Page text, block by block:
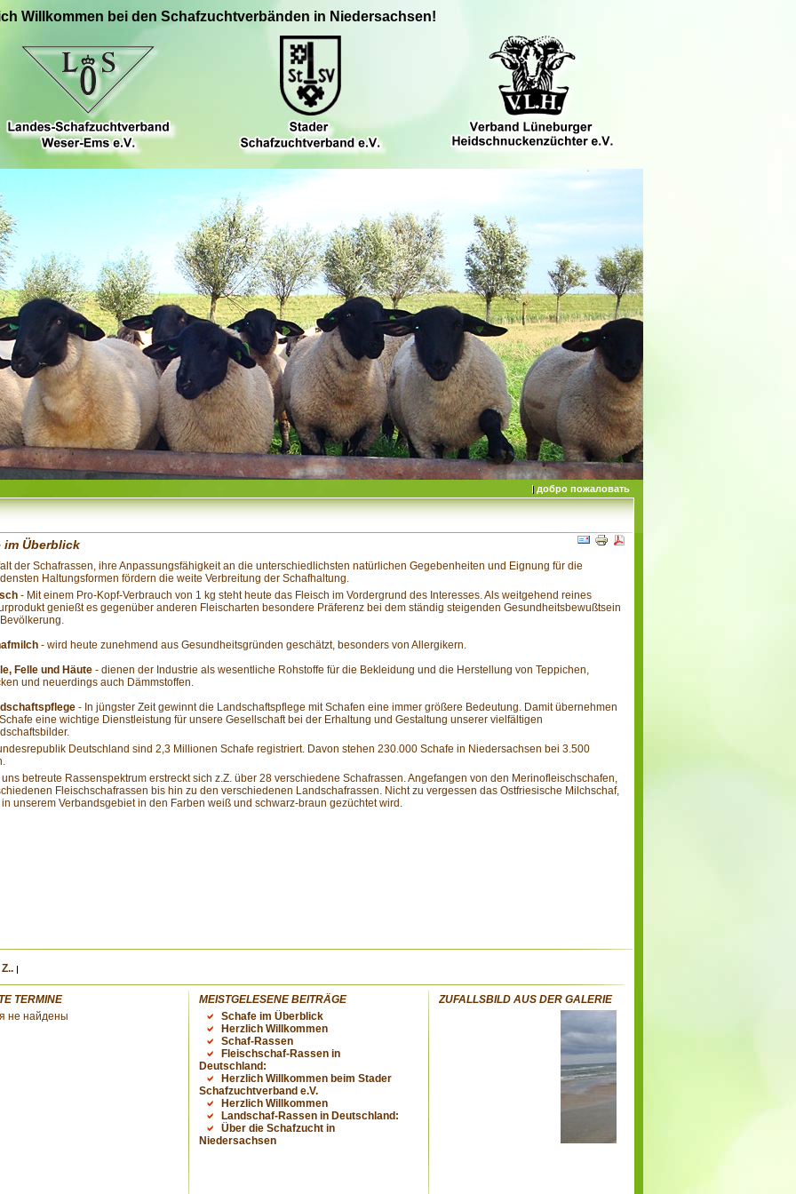
Willkommen bei den Schafzuchtverbänden in Niedersachsen!
добро пожаловать
im Überblick
der Schafrassen, ihre Anpassungsfähigkeit an die unterschiedlichsten natürlichen Gegebenheiten und Eignung für die
Haltungsformen fördern die weite Verbreitung der Schafhaltung.
- Mit einem Pro-Kopf-Verbrauch von 1 kg steht heute das Fleisch im Vordergrund des Interesses. Als weitgehend reines
genießt es gegenüber anderen Fleischarten besondere Präferenz bei dem ständig steigenden Gesundheitsbewußtsein
- wird heute zunehmend aus Gesundheitsgründen geschätzt, besonders von Allergikern.
Felle und Häute - dienen der Industrie als wesentliche Rohstoffe für die Bekleidung und die Herstellung von Teppichen,
und neuerdings auch Dämmstoffen.
- In jüngster Zeit gewinnt die Landschaftspflege mit Schafen eine immer größere Bedeutung. Damit übernehmen
eine wichtige Dienstleistung für unsere Gesellschaft bei der Erhaltung und Gestaltung unserer vielfältigen
Deutschland sind 2,3 Millionen Schafe registriert. Davon stehen 230.000 Schafe in Niedersachsen bei 3.500
betreute Rassenspektrum erstreckt sich z.Z. über 28 verschiedene Schafrassen. Angefangen von den Merinofleischschafen,
Fleischschafrassen bis hin zu den verschiedenen Landschafrassen. Nicht zu vergessen das Ostfriesische Milchschaf,
unserem Verbandsgebiet in den Farben weiß und schwarz-braun gezüchtet wird.
Z..
TERMINE
не найдены
MEISTGELESENE BEITRÄGE
Schafe im Überblick
Herzlich Willkommen
Schaf-Rassen
Fleischschaf-Rassen in
Deutschland:
Herzlich Willkommen beim Stader
Schafzuchtverband e.V.
Herzlich Willkommen
Landschaf-Rassen in Deutschland:
Über die Schafzucht in
Niedersachsen
ZUFALLSBILD AUS DER GALERIE